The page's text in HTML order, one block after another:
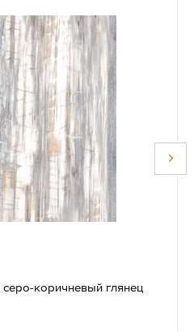
коричневый глянец